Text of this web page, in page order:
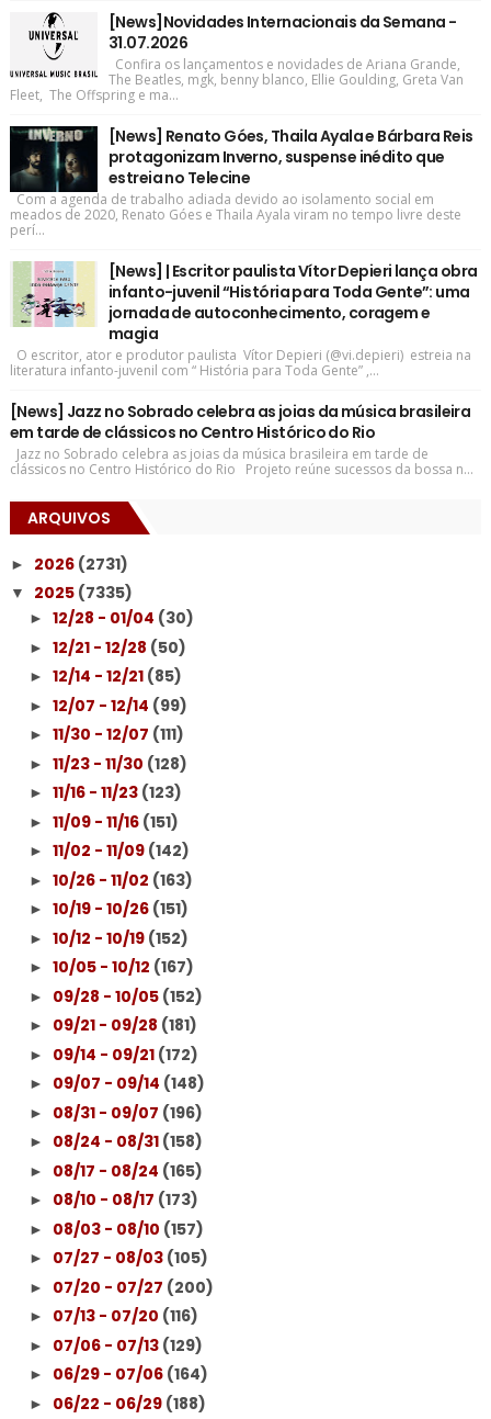
[News]Novidades Internacionais da Semana -
31.07.2026
Confira os lançamentos e novidades de Ariana Grande,
The Beatles, mgk, benny blanco, Ellie Goulding, Greta Van
Fleet, The Offspring e ma...
[News] Renato Góes, Thaila Ayala e Bárbara Reis
protagonizam Inverno, suspense inédito que
estreia no Telecine
Com a agenda de trabalho adiada devido ao isolamento social em
meados de 2020, Renato Góes e Thaila Ayala viram no tempo livre deste
perí...
[News] | Escritor paulista Vítor Depieri lança obra
infanto-juvenil “História para Toda Gente”: uma
jornada de autoconhecimento, coragem e
magia
O escritor, ator e produtor paulista Vítor Depieri (@vi.depieri) estreia na
literatura infanto-juvenil com “ História para Toda Gente” ,...
[News] Jazz no Sobrado celebra as joias da música brasileira
em tarde de clássicos no Centro Histórico do Rio
Jazz no Sobrado celebra as joias da música brasileira em tarde de
clássicos no Centro Histórico do Rio Projeto reúne sucessos da bossa n...
ARQUIVOS
► 2026 (2731)
▼ 2025 (7335)
► 12/28 - 01/04 (30)
► 12/21 - 12/28 (50)
► 12/14 - 12/21 (85)
► 12/07 - 12/14 (99)
► 11/30 - 12/07 (111)
► 11/23 - 11/30 (128)
► 11/16 - 11/23 (123)
► 11/09 - 11/16 (151)
► 11/02 - 11/09 (142)
► 10/26 - 11/02 (163)
► 10/19 - 10/26 (151)
► 10/12 - 10/19 (152)
► 10/05 - 10/12 (167)
► 09/28 - 10/05 (152)
► 09/21 - 09/28 (181)
► 09/14 - 09/21 (172)
► 09/07 - 09/14 (148)
► 08/31 - 09/07 (196)
► 08/24 - 08/31 (158)
► 08/17 - 08/24 (165)
► 08/10 - 08/17 (173)
► 08/03 - 08/10 (157)
► 07/27 - 08/03 (105)
► 07/20 - 07/27 (200)
► 07/13 - 07/20 (116)
► 07/06 - 07/13 (129)
► 06/29 - 07/06 (164)
► 06/22 - 06/29 (188)